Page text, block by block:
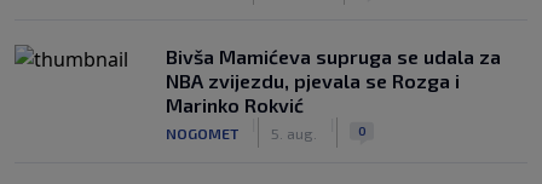
Bivša Mamićeva supruga se udala za
NBA zvijezdu, pjevala se Rozga i
Marinko Rokvić
NOGOMET 5. aug. 0